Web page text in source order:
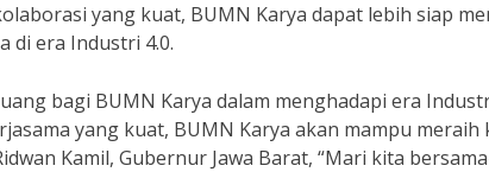
yang kuat, BUMN Karya dapat lebih siap
di era Industri 4.0.
bagi BUMN Karya dalam menghadapi era
yang kuat, BUMN Karya akan mampu meraih
Kamil, Gubernur Jawa Barat, “Mari kita